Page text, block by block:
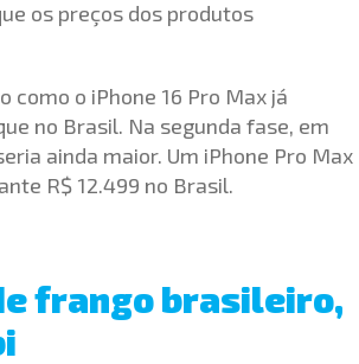
os preços dos produtos
como o iPhone 16 Pro Max já
no Brasil. Na segunda fase, em
ainda maior. Um iPhone Pro Max
R$ 12.499 no Brasil.
frango brasileiro,